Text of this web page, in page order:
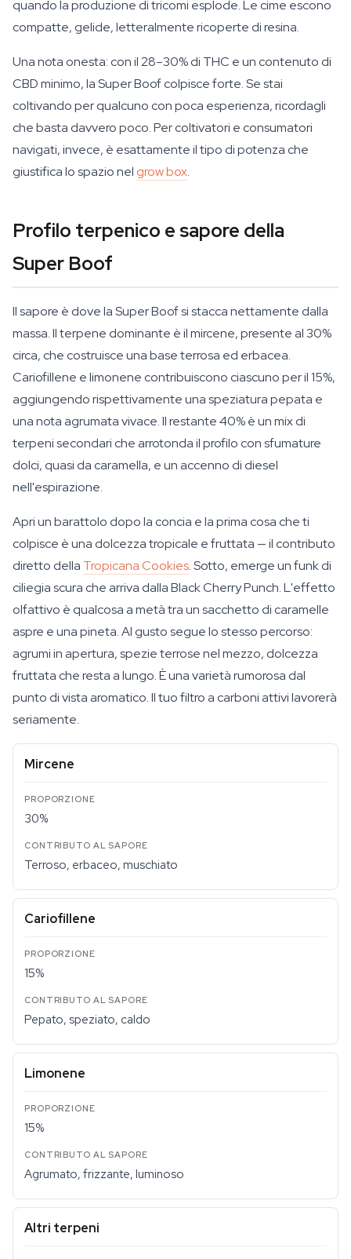
quando la produzione di tricomi esplode. Le cime escono
compatte, gelide, letteralmente ricoperte di resina.
Una nota onesta: con il 28–30% di THC e un contenuto di
CBD minimo, la Super Boof colpisce forte. Se stai
coltivando per qualcuno con poca esperienza, ricordagli
che basta davvero poco. Per coltivatori e consumatori
navigati, invece, è esattamente il tipo di potenza che
giustifica lo spazio nel grow box.
Profilo terpenico e sapore della
Super Boof
Il sapore è dove la Super Boof si stacca nettamente dalla
massa. Il terpene dominante è il mircene, presente al 30%
circa, che costruisce una base terrosa ed erbacea.
Cariofillene e limonene contribuiscono ciascuno per il 15%,
aggiungendo rispettivamente una speziatura pepata e
una nota agrumata vivace. Il restante 40% è un mix di
terpeni secondari che arrotonda il profilo con sfumature
dolci, quasi da caramella, e un accenno di diesel
nell'espirazione.
Apri un barattolo dopo la concia e la prima cosa che ti
colpisce è una dolcezza tropicale e fruttata — il contributo
diretto della Tropicana Cookies. Sotto, emerge un funk di
ciliegia scura che arriva dalla Black Cherry Punch. L'effetto
olfattivo è qualcosa a metà tra un sacchetto di caramelle
aspre e una pineta. Al gusto segue lo stesso percorso:
agrumi in apertura, spezie terrose nel mezzo, dolcezza
fruttata che resta a lungo. È una varietà rumorosa dal
punto di vista aromatico. Il tuo filtro a carboni attivi lavorerà
seriamente.
Mircene
30%
Terroso, erbaceo, muschiato
Cariofillene
15%
Pepato, speziato, caldo
Limonene
15%
Agrumato, frizzante, luminoso
Altri terpeni